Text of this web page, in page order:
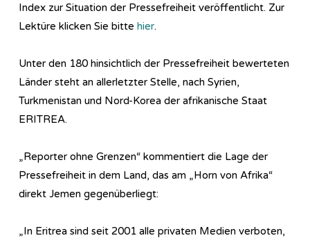
Index zur Situation der Pressefreiheit veröffentlicht. Zur
Lektüre klicken Sie bitte hier.
Unter den 180 hinsichtlich der Pressefreiheit bewerteten
Länder steht an allerletzter Stelle, nach Syrien,
Turkmenistan und Nord-Korea der afrikanische Staat
ERITREA.
„Reporter ohne Grenzen“ kommentiert die Lage der
Pressefreiheit in dem Land, das am „Horn von Afrika“
direkt Jemen gegenüberliegt:
„In Eritrea sind seit 2001 alle privaten Medien verboten,